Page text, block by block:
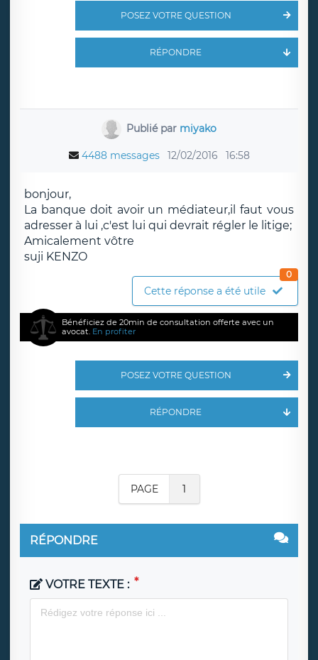
POSEZ VOTRE QUESTION
RÉPONDRE
Publié par miyako
4488 messages 12/02/2016 16:58
bonjour,
La banque doit avoir un médiateur,il faut vous
adresser à lui ,c'est lui qui devrait régler le litige;
Amicalement vôtre
suji KENZO
Cette réponse a été utile
0
Bénéficiez de 20min de consultation offerte avec un
avocat. En profiter
POSEZ VOTRE QUESTION
RÉPONDRE
PAGE 1
RÉPONDRE
VOTRE TEXTE :